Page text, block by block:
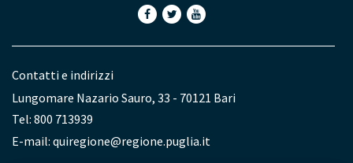
Contatti e indirizzi
Lungomare Nazario Sauro, 33 - 70121 Bari
Tel: 800 713939
E-mail: quiregione@regione.puglia.it